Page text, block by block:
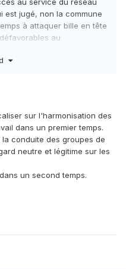
au service du réseau
est jugé, non la commune
à attaquer bille en tête
au
meilleure stratégie à
choix déja faits : carte
sur l'harmonisation des
dans un premier temps.
conduite des groupes de
neutre et légitime sur les
un second temps.